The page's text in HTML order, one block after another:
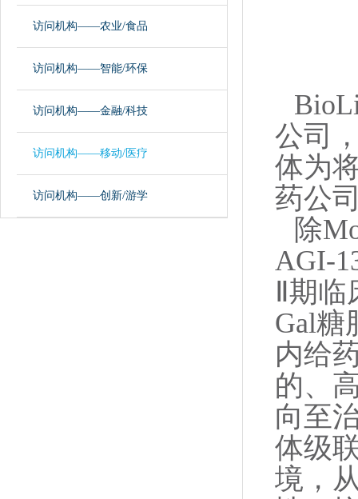
访问机构——农业/食品
访问机构——智能/环保
访问机构——金融/科技
访问机构——移动/医疗
访问机构——创新/游学
公司
体为
药公
除
AGI-
Ⅱ期
Gal糖
内给
的、
向至
体级
境，